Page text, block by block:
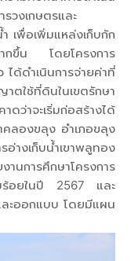
วงเกษตรและ
เพื่อเพิ่มแหล่งเก็บกัก
ากขึ้น โดยโครงการ
ด้ดำเนินการจ่ายค่าที่
ตใช้ที่ดินในเขตรักษา
ดว่าจะเริ่มก่อสร้างได้
คลองขลุง อำเภอขลุง
งเก็บน้ำเขาพลูทอง
นการศึกษาโครงการ
บร้อยในปี 2567 และ
ละออกแบบ โดยมีแผน